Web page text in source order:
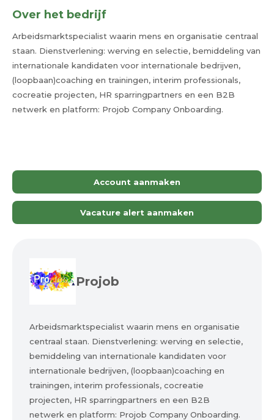
Over het bedrijf
Arbeidsmarktspecialist waarin mens en organisatie centraal
staan. Dienstverlening: werving en selectie, bemiddeling van
internationale kandidaten voor internationale bedrijven,
(loopbaan)coaching en trainingen, interim professionals,
cocreatie projecten, HR sparringpartners en een B2B
netwerk en platform: Projob Company Onboarding.
Account aanmaken
Vacature alert aanmaken
Projob
Arbeidsmarktspecialist waarin mens en organisatie
centraal staan. Dienstverlening: werving en selectie,
bemiddeling van internationale kandidaten voor
internationale bedrijven, (loopbaan)coaching en
trainingen, interim professionals, cocreatie
projecten, HR sparringpartners en een B2B
netwerk en platform: Projob Company Onboarding.